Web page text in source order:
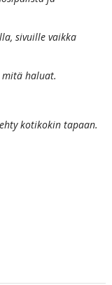
sivuille vaikka
haluat.
kotikokin tapaan.